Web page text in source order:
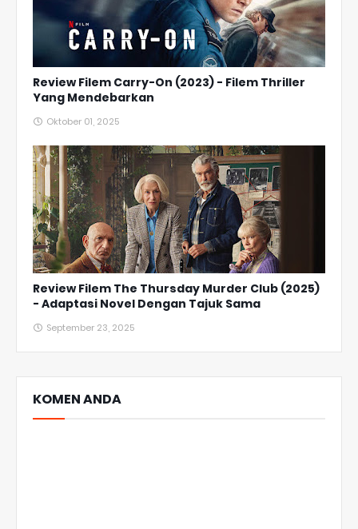
Review Filem Carry-On (2023) - Filem Thriller
Yang Mendebarkan
Oktober 01, 2025
Review Filem The Thursday Murder Club (2025)
- Adaptasi Novel Dengan Tajuk Sama
September 23, 2025
KOMEN ANDA